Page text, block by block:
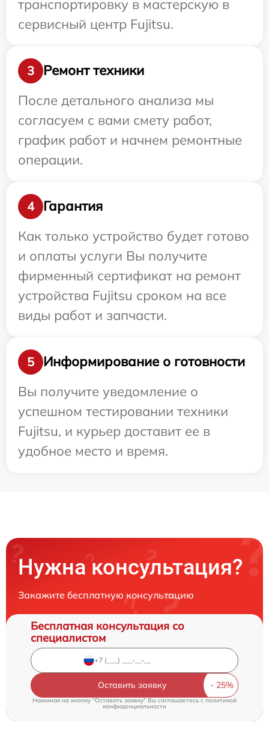
транспортировку в мастерскую в
сервисный центр Fujitsu.
3
Ремонт техники
После детального анализа мы
согласуем с вами смету работ,
график работ и начнем ремонтные
операции.
4
Гарантия
Как только устройство будет готово
и оплаты услуги Вы получите
фирменный сертификат на ремонт
устройства Fujitsu сроком на все
виды работ и запчасти.
5
Информирование о готовности
Вы получите уведомление о
успешном тестировании техники
Fujitsu, и курьер доставит ее в
удобное место и время.
Нужна консультация?
Закажите бесплатную консультацию
Бесплатная консультация со
специалистом
Оставить заявку
Нажимая на кнопку "Оставить заявку" Вы соглашаетесь cполитикой
конфиденциальности